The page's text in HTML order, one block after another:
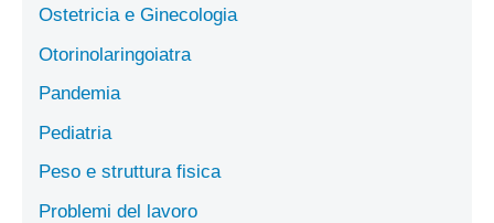
Ostetricia e Ginecologia
Otorinolaringoiatra
Pandemia
Pediatria
Peso e struttura fisica
Problemi del lavoro